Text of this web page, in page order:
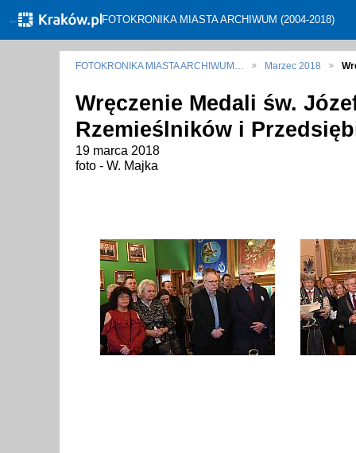
← FOTOKRONIKA MIASTA ARCHIWUM (2004-2018)
FOTOKRONIKA MIASTA ARCHIWUM… Marzec 2018
Wręczenie Medali św.
Rzemieślników i
19 marca 2018
foto - W. Majka